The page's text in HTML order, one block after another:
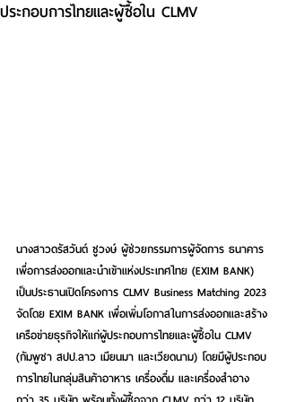
ประกอบการไทยและผู้ซื้อใน CLMV
นางสาวดรัสวันต์ ชูวงษ์ ผู้ช่วยกรรมการผู้จัดการ ธนาคาร
เพื่อการส่งออกและนำเข้าแห่งประเทศไทย (EXIM BANK)
เป็นประธานเปิดโครงการ CLMV Business Matching 2023
จัดโดย EXIM BANK เพื่อเพิ่มโอกาสในการส่งออกและสร้าง
เครือข่ายธุรกิจให้แก่ผู้ประกอบการไทยและผู้ซื้อใน CLMV
(กัมพูชา สปป.ลาว เมียนมา และเวียดนาม) โดยมีผู้ประกอบ
การไทยในกลุ่มสินค้าอาหาร เครื่องดื่ม และเครื่องสำอาง